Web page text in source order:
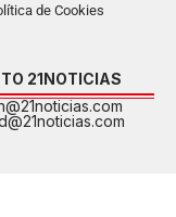
de Cookies
21NOTICIAS